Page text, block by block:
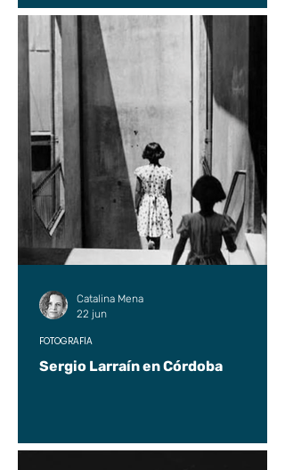
Sergio Larraín en Córdoba
FOTOGRAFÍA
Catalina Mena
22 jun